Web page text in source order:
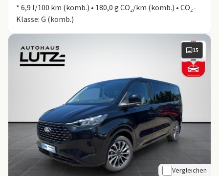
* 6,9 l/100 km (komb.) • 180,0 g CO₂/km (komb.) • CO₂-
Klasse: G (komb.)
15
Vergleichen